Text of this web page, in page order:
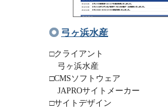
弓ヶ浜水産
□クライアント
弓ヶ浜水産
□CMSソフトウェア
JAPROサイトメーカー
□サイトデザイン